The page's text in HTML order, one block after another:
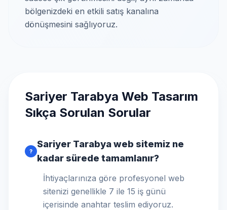
bölgenizdeki en etkili satış kanalına
dönüşmesini sağlıyoruz.
Sariyer Tarabya Web Tasarım
Sıkça Sorulan Sorular
?
Sariyer Tarabya web sitemiz ne
kadar sürede tamamlanır?
İhtiyaçlarınıza göre profesyonel web
sitenizi genellikle 7 ile 15 iş günü
içerisinde anahtar teslim ediyoruz.